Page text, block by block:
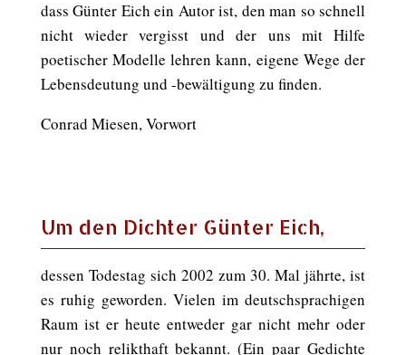
dass Günter Eich ein Autor ist, den man so schnell
nicht wieder vergisst und der uns mit Hilfe
poetischer Modelle lehren kann, eigene Wege der
Lebensdeutung und -bewältigung zu finden.
Conrad Miesen, Vorwort
Um den Dichter Günter Eich,
dessen Todestag sich 2002 zum 30. Mal jährte, ist
es ruhig geworden. Vielen im deutschsprachigen
Raum ist er heute entweder gar nicht mehr oder
nur noch relikthaft bekannt. (Ein paar Gedichte